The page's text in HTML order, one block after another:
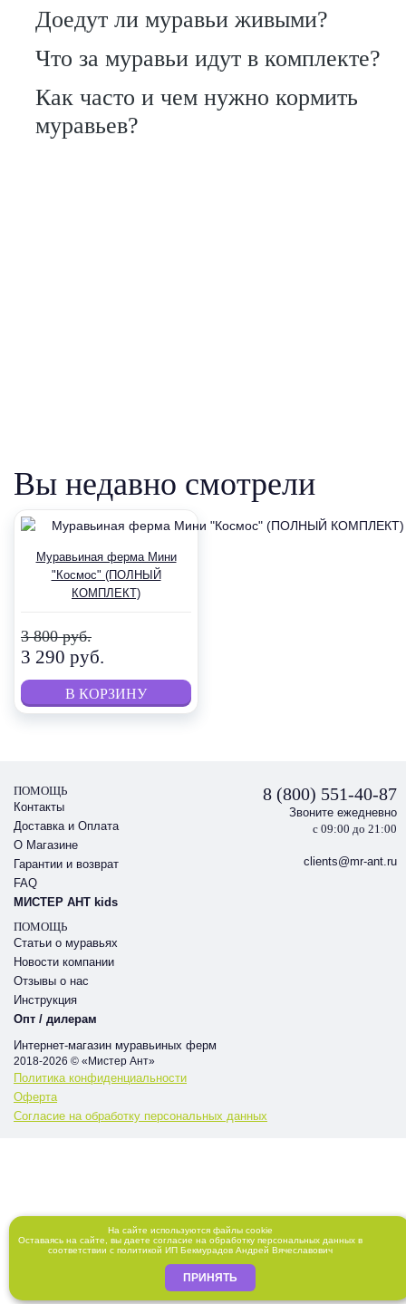
Доедут ли муравьи живыми?
Что за муравьи идут в комплекте?
Как часто и чем нужно кормить
муравьев?
Вы недавно смотрели
Муравьиная ферма Мини
"Космос" (ПОЛНЫЙ
КОМПЛЕКТ)
3 800 руб.
3 290 руб.
Интернет-магазин муравьиных ферм
2018-2026 © «Мистер Ант»
Политика конфиденциальности
Оферта
Согласие на обработку персональных данных
ПОМОЩЬ
Контакты
Доставка и Оплата
О Магазине
Гарантии и возврат
FAQ
МИСТЕР АНТ kids
ПОМОЩЬ
Статьи о муравьях
Новости компании
Отзывы о нас
Инструкция
Опт / дилерам
8 (800) 551-40-87
Звоните ежедневно
с 09:00 до 21:00
clients@mr-ant.ru
На сайте используются файлы cookie
Оставаясь на сайте, вы даетесогласие на обработку персональных данных в
соответствии сполитикой ИП Бекмурадов Андрей Вячеславович
ПРИНЯТЬ